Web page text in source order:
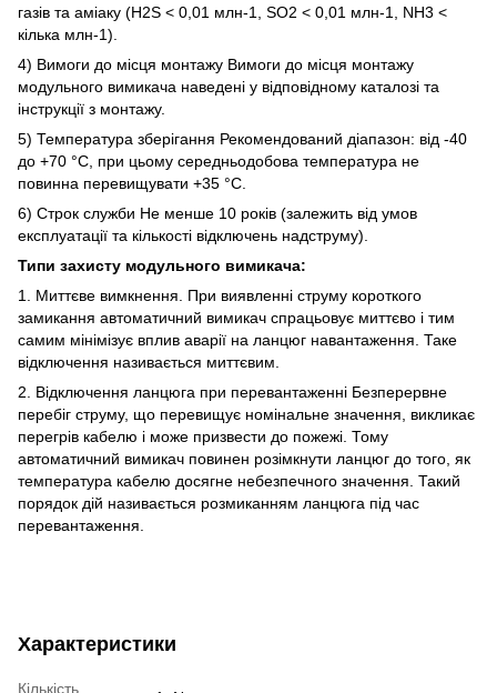
газів та аміаку (H2S < 0,01 млн-1, SO2 < 0,01 млн-1, NH3 <
кілька млн-1).
4) Вимоги до місця монтажу Вимоги до місця монтажу
модульного вимикача наведені у відповідному каталозі та
інструкції з монтажу.
5) Температура зберігання Рекомендований діапазон: від -40
до +70 °C, при цьому середньодобова температура не
повинна перевищувати +35 °C.
6) Строк служби Не менше 10 років (залежить від умов
експлуатації та кількості відключень надструму).
Типи захисту модульного вимикача:
1. Миттєве вимкнення. При виявленні струму короткого
замикання автоматичний вимикач спрацьовує миттєво і тим
самим мінімізує вплив аварії на ланцюг навантаження. Таке
відключення називається миттєвим.
2. Відключення ланцюга при перевантаженні Безперервне
перебіг струму, що перевищує номінальне значення, викликає
перегрів кабелю і може призвести до пожежі. Тому
автоматичний вимикач повинен розімкнути ланцюг до того, як
температура кабелю досягне небезпечного значення. Такий
порядок дій називається розмиканням ланцюга під час
перевантаження.
Характеристики
Кількість